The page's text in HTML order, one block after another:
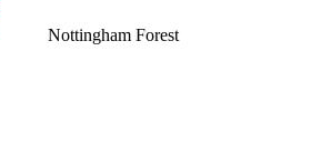
Nottingham Forest